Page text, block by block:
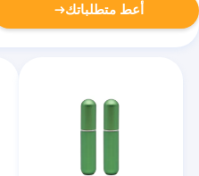
أعط متطلباتك